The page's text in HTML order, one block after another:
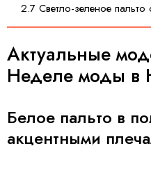
2.7 Светло-зеленое пальто
Актуальные
Неделе моды в
Белое пальто в
акцентными